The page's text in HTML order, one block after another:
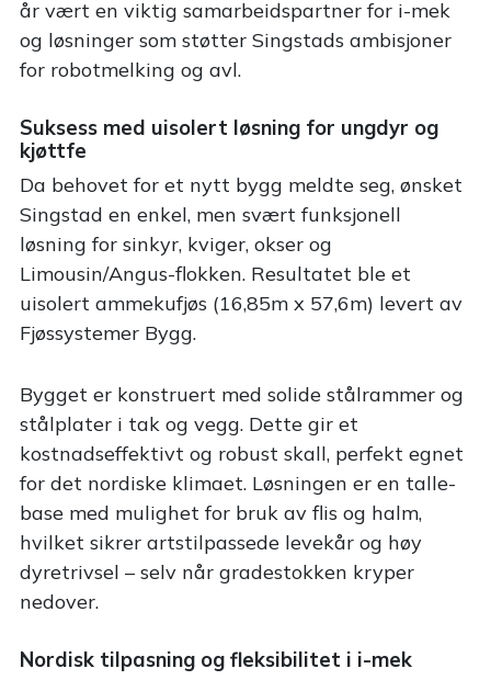
år vært en viktig samarbeidspartner for i-mek
og løsninger som støtter Singstads ambisjoner
for robotmelking og avl.
Suksess med uisolert løsning for ungdyr og
kjøttfe
Da behovet for et nytt bygg meldte seg, ønsket
Singstad en enkel, men svært funksjonell
løsning for sinkyr, kviger, okser og
Limousin/Angus-flokken. Resultatet ble et
uisolert ammekufjøs (16,85m x 57,6m) levert av
Fjøssystemer Bygg.
Bygget er konstruert med solide stålrammer og
stålplater i tak og vegg. Dette gir et
kostnadseffektivt og robust skall, perfekt egnet
for det nordiske klimaet. Løsningen er en talle-
base med mulighet for bruk av flis og halm,
hvilket sikrer artstilpassede levekår og høy
dyretrivsel – selv når gradestokken kryper
nedover.
Nordisk tilpasning og fleksibilitet i i-mek